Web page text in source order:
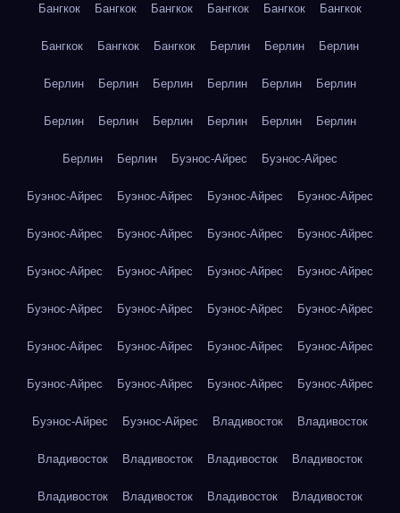
Бангкок Бангкок Бангкок Бангкок Бангкок Бангкок
Бангкок Бангкок Бангкок Берлин Берлин Берлин
Берлин Берлин Берлин Берлин Берлин Берлин
Берлин Берлин Берлин Берлин Берлин Берлин
Берлин Берлин Буэнос-Айрес Буэнос-Айрес
Буэнос-Айрес Буэнос-Айрес Буэнос-Айрес Буэнос-Айрес
Буэнос-Айрес Буэнос-Айрес Буэнос-Айрес Буэнос-Айрес
Буэнос-Айрес Буэнос-Айрес Буэнос-Айрес Буэнос-Айрес
Буэнос-Айрес Буэнос-Айрес Буэнос-Айрес Буэнос-Айрес
Буэнос-Айрес Буэнос-Айрес Буэнос-Айрес Буэнос-Айрес
Буэнос-Айрес Буэнос-Айрес Буэнос-Айрес Буэнос-Айрес
Буэнос-Айрес Буэнос-Айрес Владивосток Владивосток
Владивосток Владивосток Владивосток Владивосток
Владивосток Владивосток Владивосток Владивосток